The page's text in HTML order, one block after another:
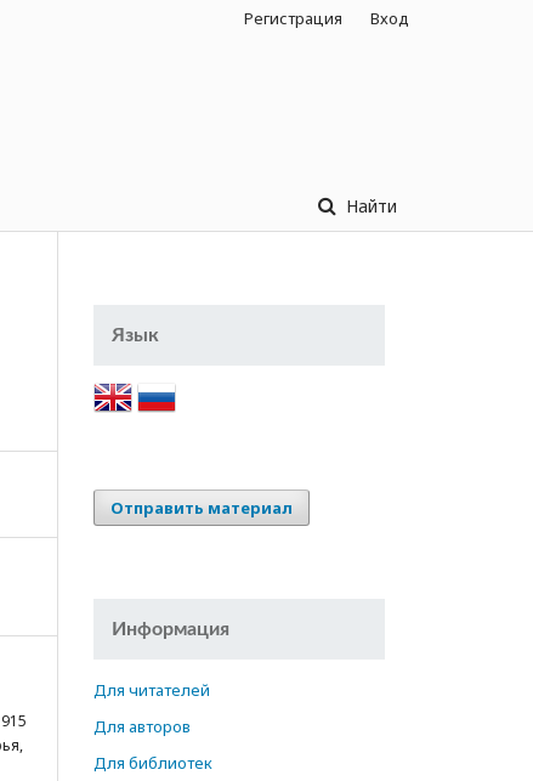
Найти
Регистрация Вход
Язык
Отправить материал
Информация
Для читателей
Для авторов
Для библиотек